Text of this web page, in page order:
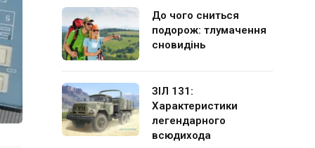
До чого сниться
подорож: тлумачення
сновидінь
ЗІЛ 131:
Характеристики
легендарного
всюдихода